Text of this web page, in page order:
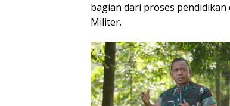
bagian dari proses
Militer.